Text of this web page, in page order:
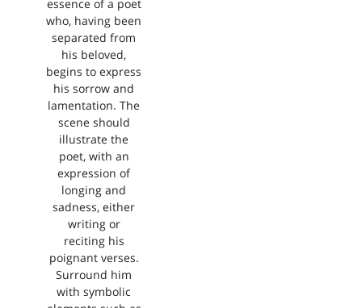
essence of a poet
who, having been
separated from
his beloved,
begins to express
his sorrow and
lamentation. The
scene should
illustrate the
poet, with an
expression of
longing and
sadness, either
writing or
reciting his
poignant verses.
Surround him
with symbolic